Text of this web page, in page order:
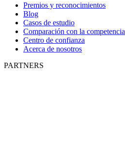
Premios y reconocimientos
Blog
Casos de estudio
Comparación con la competencia
Centro de confianza
Acerca de nosotros
PARTNERS